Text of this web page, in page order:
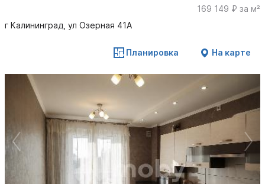
169 149 ₽ за м²
г Калининград, ул Озерная 41А
Планировка На карте